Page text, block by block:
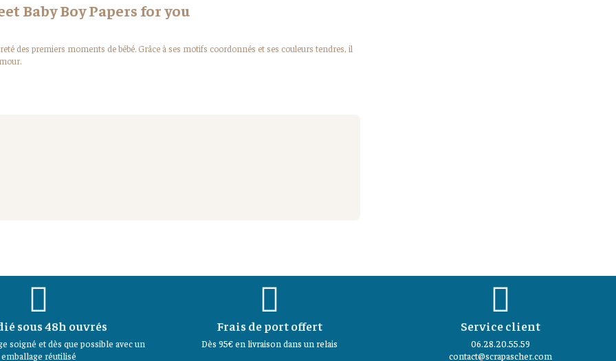
Baby Boy Papers for you
des premiers moments de bébé. Grâce à ses motifs coordonnés et ses couleurs tendres, il
sous 48h ouvrés
soigné et dès que possible avec un
emballage réutilisé
Frais de port offert
Dès 95€ en livraison dans un relais
Service client
06.28.20.55.59
contact@scrapascher.com